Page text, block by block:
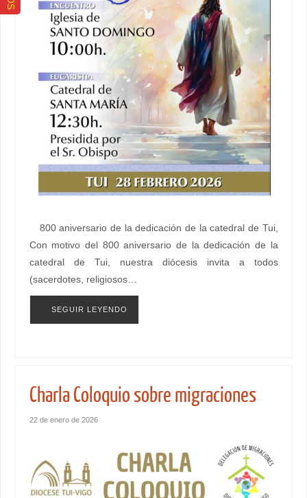
800 aniversario de la dedicación de la catedral de Tui,
Con motivo del 800 aniversario de la dedicación de la
catedral de Tui, nuestra diócesis invita a todos
(sacerdotes, religiosos…
SEGUIR LEYENDO
Charla Coloquio sobre migraciones
22 de enero de 2026